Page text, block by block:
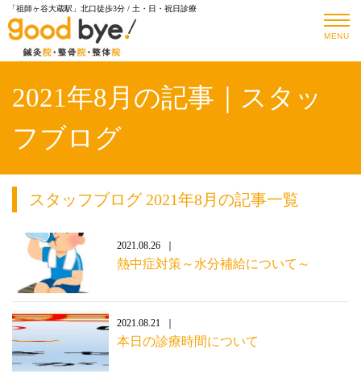
「祖師ヶ谷大蔵駅」北口徒歩3分 / 土・日・祝日診療
MENU
2021年8月の記事｜スタッ
フブログ
スタッフブログ 2021年8月の記事一覧
2021.08.26
熱中症対策～水分補給について～
2021.08.21
本日の診療時間について